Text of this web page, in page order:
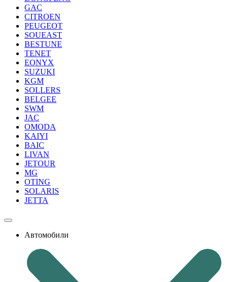
GAC
CITROEN
PEUGEOT
SOUEAST
BESTUNE
TENET
EONYX
SUZUKI
KGM
SOLLERS
BELGEE
SWM
JAC
OMODA
KAIYI
BAIC
LIVAN
JETOUR
MG
OTING
SOLARIS
JETTA
Автомобили